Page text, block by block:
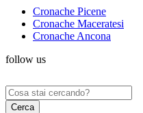
Cronache Picene
Cronache Maceratesi
Cronache Ancona
follow us
Ricerca
per: